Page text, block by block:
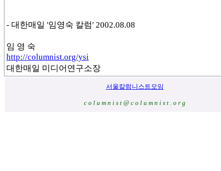
- 대한매일 '임영숙 칼럼' 2002.08.08
임 영 숙
http://columnist.org/ysi
대한매일 미디어연구소장
서울칼럼니스트모임
c o l u m n i s t @ c o l u m n i s t . o r g